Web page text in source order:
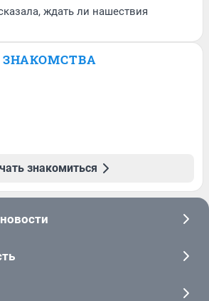
ждать ли нашествия
ЗНАКОМСТВА
знакомиться